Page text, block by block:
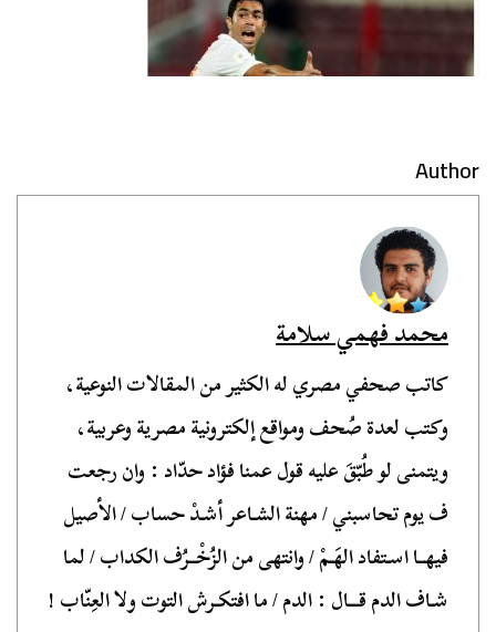
Author
محمد فهمي سلامة
كاتب صحفي مصري له الكثير من المقالات النوعية،
وكتب لعدة صُحف ومواقع إلكترونية مصرية وعربية،
ويتمنى لو طُبّقَ عليه قول عمنا فؤاد حدّاد : وان رجعت
ف يوم تحاسبني / مهنة الشـاعر أشـدْ حساب / الأصيل
فيهــا اسـتفاد الهَـمْ / وانتهى من الزُخْــرُف الكداب / لما
شـاف الدم قـــال : الدم / ما افتكـرش التوت ولا العِنّاب !